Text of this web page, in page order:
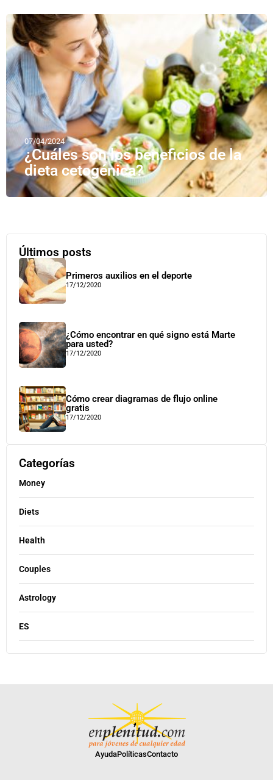
07/04/2024
¿Cuáles son los beneficios de la
dieta cetogénica?
Últimos posts
Primeros auxilios en el deporte
17/12/2020
¿Cómo encontrar en qué signo está Marte
para usted?
17/12/2020
Cómo crear diagramas de flujo online
gratis
17/12/2020
Categorías
Money
Diets
Health
Couples
Astrology
ES
AyudaPolíticasContacto